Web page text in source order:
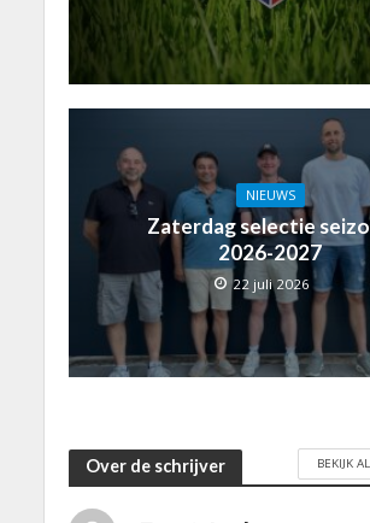
NIEUWS
Zaterdag selectie
2026-2027
22 juli 2026
Over de schrijver BEKIJK